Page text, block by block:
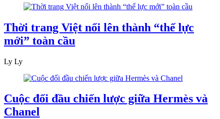
Thời trang Việt nổi lên thành “thế lực
mới” toàn cầu
Ly Ly
Cuộc đối đầu chiến lược giữa Hermès và
Chanel